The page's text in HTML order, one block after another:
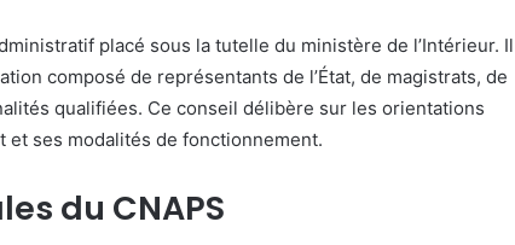
placé sous la tutelle du ministère de l’Intérieur. Il
composé de représentants de l’État, de magistrats, de
qualifiées. Ce conseil délibère sur les orientations
et ses modalités de fonctionnement.
du CNAPS